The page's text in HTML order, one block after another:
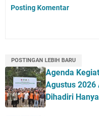
Posting Komentar
POSTINGAN LEBIH BARU
Agenda
Agustus 2026
Dihadiri